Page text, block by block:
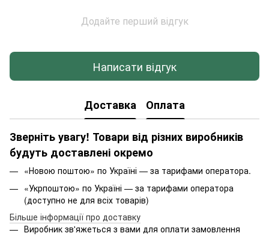
Додайте перший відгук
Написати відгук
Доставка Оплата
Зверніть увагу! Товари від різних виробників
будуть доставлені окремо
«Новою поштою» по Україні — за тарифами оператора.
«Укрпоштою» по Україні — за тарифами оператора
(доступно не для всіх товарів)
Більше інформації про доставку
Виробник зв'яжеться з вами для оплати замовлення